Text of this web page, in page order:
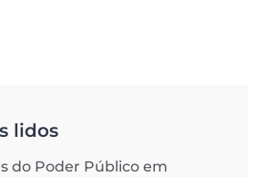
lidos
do Poder Público em